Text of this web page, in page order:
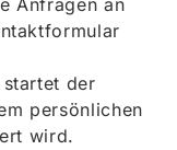
Anfragen an
der
persönlichen
wird.